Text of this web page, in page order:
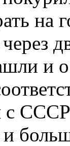
на
и
с
и